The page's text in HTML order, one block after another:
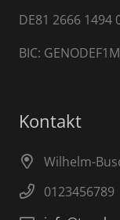
DE81 2666 1494
BIC:
Kontakt
Wilhelm-
0123456789